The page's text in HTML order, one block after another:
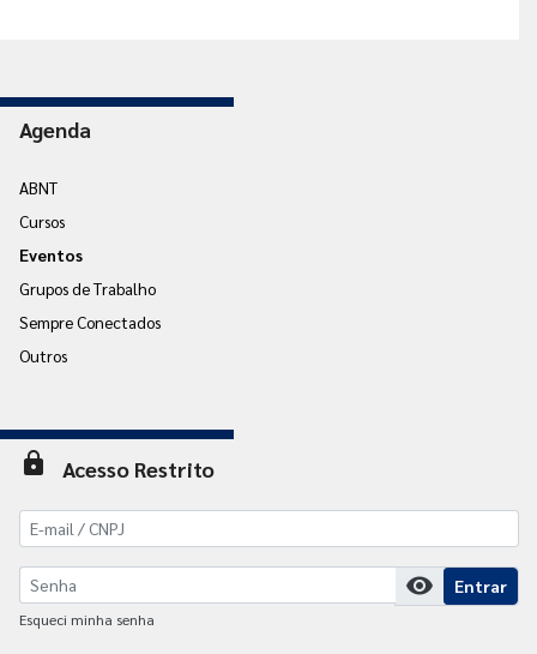
Agenda
ABNT
Cursos
Eventos
Grupos de Trabalho
Sempre Conectados
Outros
lock Acesso Restrito
visibility Entrar
Esqueci minha senha